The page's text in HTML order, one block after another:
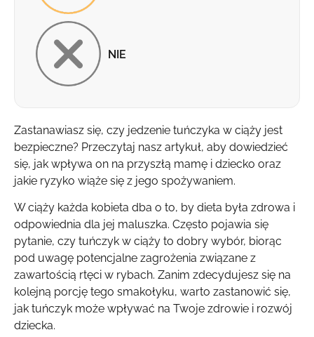
NIE
Zastanawiasz się, czy jedzenie tuńczyka w ciąży jest
bezpieczne? Przeczytaj nasz artykuł, aby dowiedzieć
się, jak wpływa on na przyszłą mamę i dziecko oraz
jakie ryzyko wiąże się z jego spożywaniem.
W ciąży każda kobieta dba o to, by dieta była zdrowa i
odpowiednia dla jej maluszka. Często pojawia się
pytanie, czy tuńczyk w ciąży to dobry wybór, biorąc
pod uwagę potencjalne zagrożenia związane z
zawartością rtęci w rybach. Zanim zdecydujesz się na
kolejną porcję tego smakołyku, warto zastanowić się,
jak tuńczyk może wpływać na Twoje zdrowie i rozwój
dziecka.